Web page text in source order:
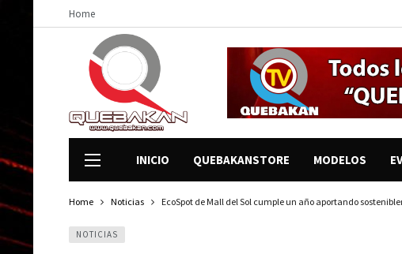
Home
INICIO QUEBAKANSTORE MODELOS
Home Noticias EcoSpot de Mall del Sol cumple un año aportando
NOTICIAS